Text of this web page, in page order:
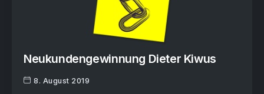
Neukundengewinnung Dieter Kiwus
8. August 2019